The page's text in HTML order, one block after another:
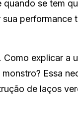
se tem
performance
. Como explicar a
Essa
de laços